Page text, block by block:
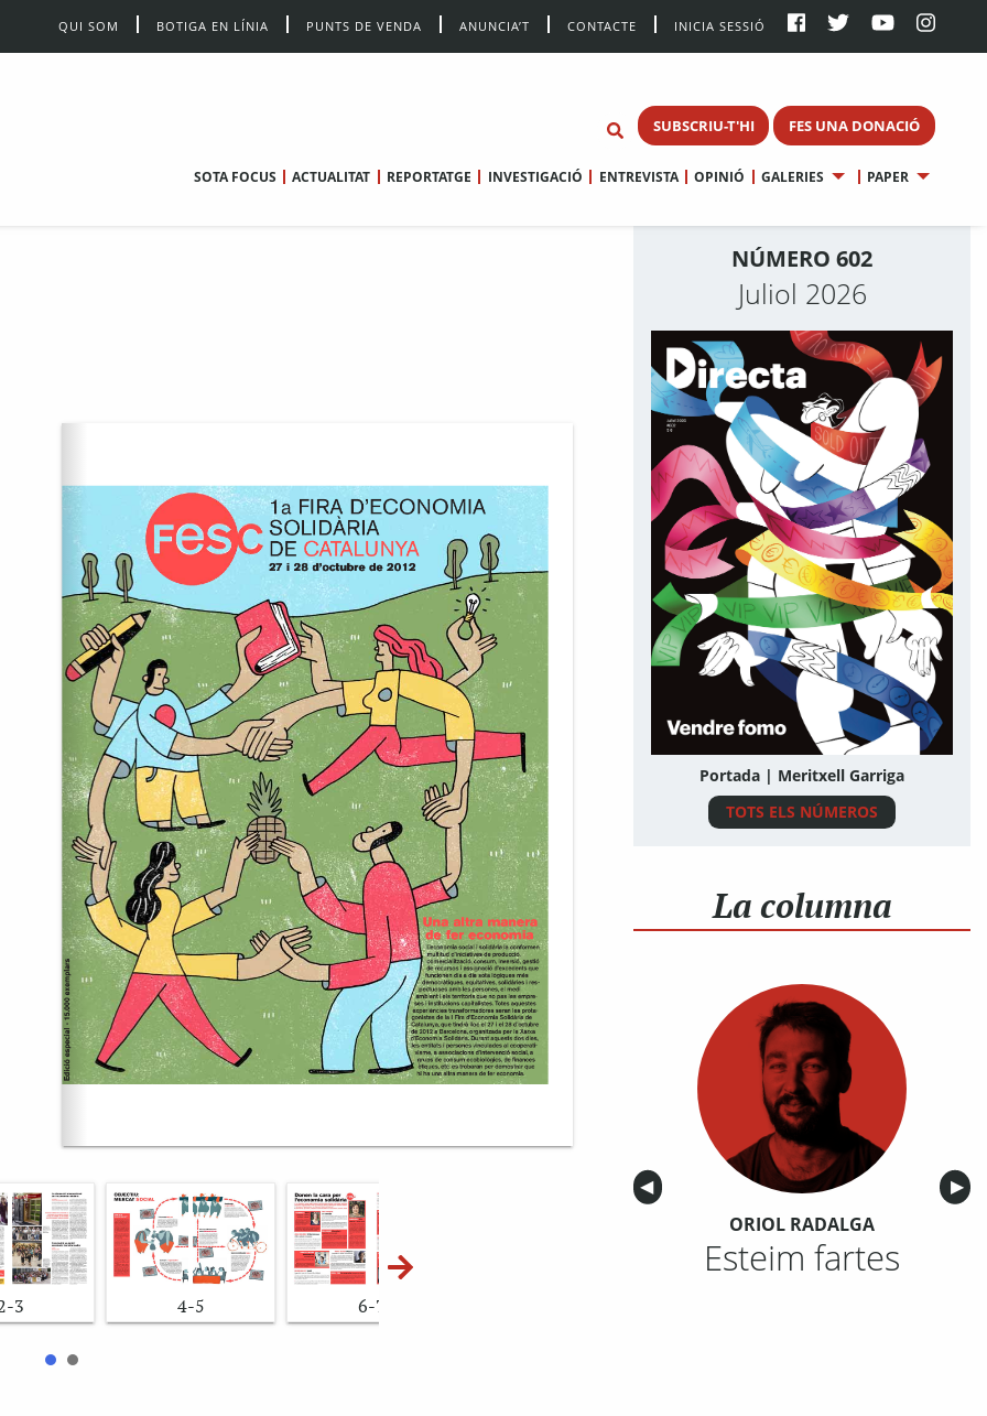
QUI SOM BOTIGA EN LÍNIA PUNTS DE VENDA ANUNCIA’T CONTACTE INICIA SESSIÓ
SUBSCRIU-T'HI FES UNA DONACIÓ
SOTA FOCUS ACTUALITAT REPORTATGE INVESTIGACIÓ ENTREVISTA OPINIÓ GALERIES PAPER
3 4-5 6-7
NÚMERO 602
Juliol 2026
Portada | Meritxell Garriga
TOTS ELS NÚMEROS
La columna
Anterior
◀︎ ▶︎
ORIOL RADALGA
Esteim fartes